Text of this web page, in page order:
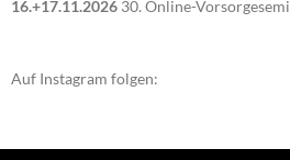
16.+17.11.2026 30. Online-
Auf Instagram folgen: